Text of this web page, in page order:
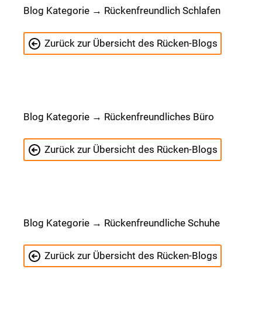
Blog Kategorie → Rückenfreundlich Schlafen
Zurück zur Übersicht des Rücken-Blogs
Blog Kategorie → Rückenfreundliches Büro
Zurück zur Übersicht des Rücken-Blogs
Blog Kategorie → Rückenfreundliche Schuhe
Zurück zur Übersicht des Rücken-Blogs